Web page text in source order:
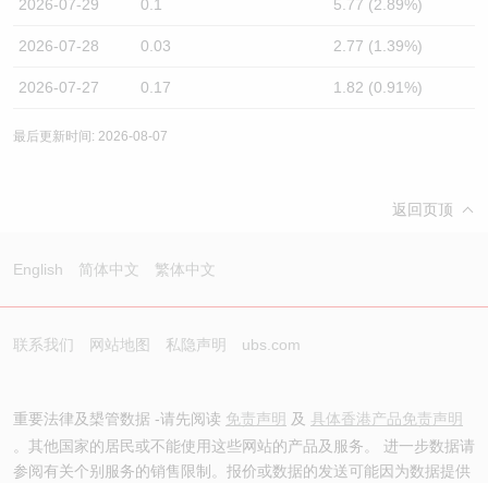
2026-07-29 0.1 5.77 (2.89%)
2026-07-28 0.03 2.77 (1.39%)
2026-07-27 0.17 1.82 (0.91%)
最后更新时间: 2026-08-07
返回页顶
English 简体中文 繁体中文
联系我们 网站地图 私隐声明 ubs.com
重要法律及槼管数据 -请先阅读 免责声明 及 具体香港产品免责声明
。其他国家的居民或不能使用这些网站的产品及服务。 进一步数据请
参阅有关个别服务的销售限制。报价或数据的发送可能因为数据提供